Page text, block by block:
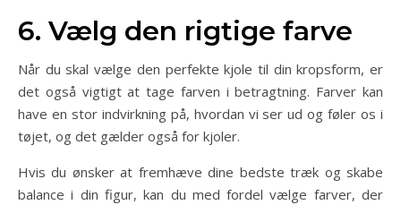
6. Vælg den rigtige farve
Når du skal vælge den perfekte kjole til din kropsform, er
det også vigtigt at tage farven i betragtning. Farver kan
have en stor indvirkning på, hvordan vi ser ud og føler os i
tøjet, og det gælder også for kjoler.
Hvis du ønsker at fremhæve dine bedste træk og skabe
balance i din figur, kan du med fordel vælge farver, der